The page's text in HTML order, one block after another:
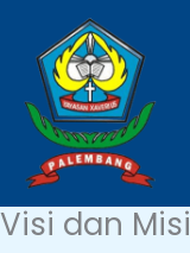
konten
Visi dan Misi